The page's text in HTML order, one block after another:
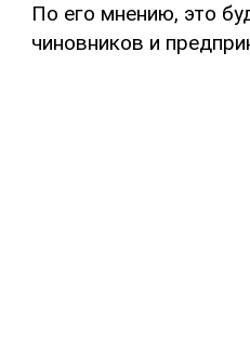
По его мнению, это
чиновников и